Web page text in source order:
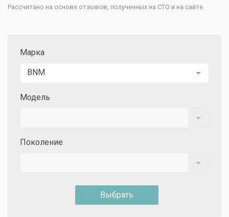
Рассчитано на основе отзывов, полученных на СТО и на сайте.
Марка
BNM
Модель
Поколение
Выбрать